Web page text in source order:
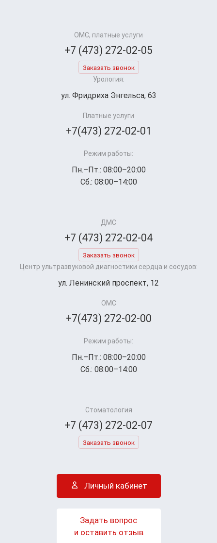
ОМС, платные услуги
+7 (473) 272-02-05
Заказать звонок
Урология:
ул. Фридриха Энгельса, 63
Платные услуги
+7(473) 272-02-01
Режим работы:
Пн.–Пт.: 08:00–20:00
Сб.: 08:00–14:00
ДМС
+7 (473) 272-02-04
Заказать звонок
Центр ультразвуковой диагностики сердца и сосудов:
ул. Ленинский проспект, 12
ОМС
+7(473) 272-02-00
Режим работы:
Пн.–Пт.: 08:00–20:00
Сб.: 08:00–14:00
Стоматология
+7 (473) 272-02-07
Заказать звонок
Личный кабинет
Задать вопрос
и оставить отзыв